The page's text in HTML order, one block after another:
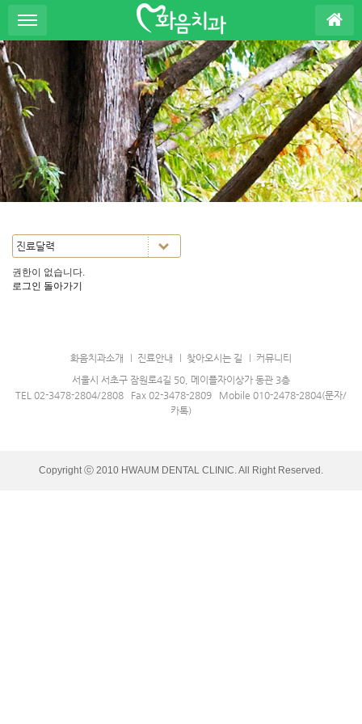
S
u
b
P
o
m
o
t
i
권한이 없습니다.
로그인 돌아가기
화음치과소개 진료안내 찾아오시는 길
커뮤니티
서울시 서초구 잠원로4길 50, 메이플자이상가 동관 3층
TEL 02-3478-2804/2808 Fax 02-3478-2809 Mobile 010-2478-2804(문자/
카톡)
Copyright ⓒ 2010 HWAUM DENTAL CLINIC. All Right Reserved.